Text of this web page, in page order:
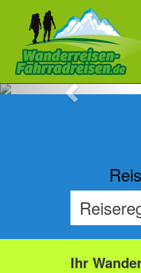
Previous
Ihr